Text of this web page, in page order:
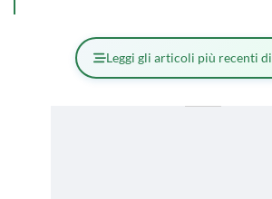
Leggi gli articoli più recenti di